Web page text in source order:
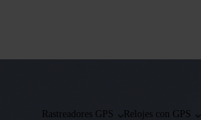
Rastreadores GPS Relojes con GPS